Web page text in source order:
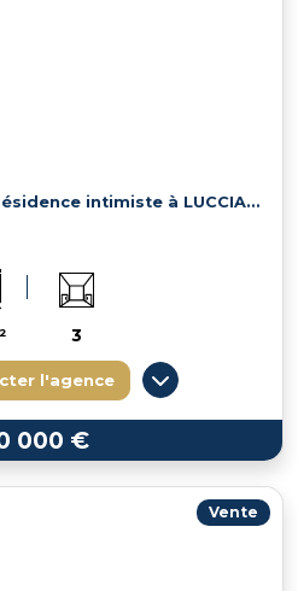
Rez de jardin Type 3 - Résidence intimiste à LUCCIANA
3
l'agence
000 €
Vente